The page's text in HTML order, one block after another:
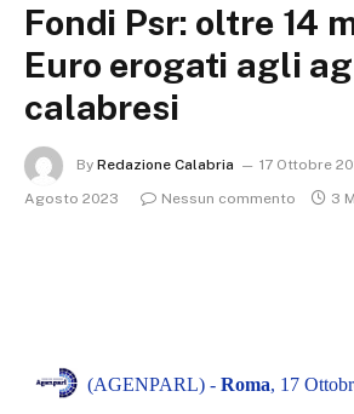
Fondi Psr: oltre 14
Euro erogati agli
calabresi
By Redazione Calabria 17 Ottobre
Agosto 2023
Nessun commento 3
(AGENPARL) - Roma, 17